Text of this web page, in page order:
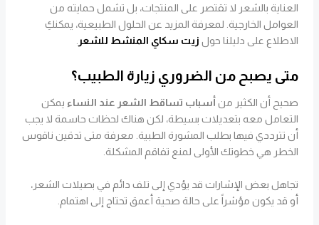
العناية بالشعر لا تقتصر على المنتجات، بل تشمل حمايته من
العوامل الخارجية. لمعرفة المزيد عن الحلول الطبيعية، يمكنكِ
الاطلاع على دليلنا حول زيت سكاي المنشط للشعر .
متى يصبح من الضروري زيارة الطبيب؟
صحيح أن الكثير من أسباب تساقط الشعر عند النساء يمكن
التعامل معه بتعديلات بسيطة، لكن هناك لحظات حاسمة لا يجب
أن تترددي فيها بطلب المشورة الطبية. معرفة متى تدقين ناقوس
الخطر هي خطوتك الأولى لمنع تفاقم المشكلة.
تجاهل بعض الإشارات قد يؤدي إلى تلف دائم في بصيلات الشعر،
أو قد يكون مؤشراً على حالة صحية أعمق تحتاج إلى اهتمام.